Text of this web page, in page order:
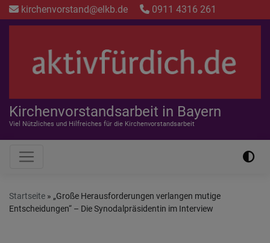
Direkt
zum
kirchenvorstand@elkb.de 0911 4316 261
Kirchenvorstandsarbeit in Bayern
Viel Nützliches und Hilfreiches für die Kirchenvorstandsarbeit
Hauptnavigation
Startseite
„Große Herausforderungen verlangen mutige
Entscheidungen“ – Die Synodalpräsidentin im Interview